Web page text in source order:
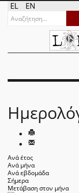
EL EN
Ανά έτος
Ανά μήνα
Ανά εβδομάδα
Σήμερα
Μετάβαση στον μήνα